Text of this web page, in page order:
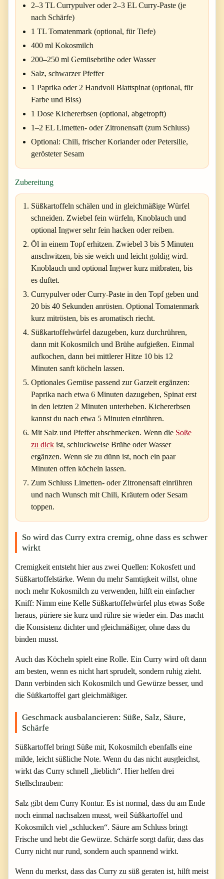
2–3 TL Currypulver oder 2–3 EL Curry-Paste (je
nach Schärfe)
1 TL Tomatenmark (optional, für Tiefe)
400 ml Kokosmilch
200–250 ml Gemüsebrühe oder Wasser
Salz, schwarzer Pfeffer
1 Paprika oder 2 Handvoll Blattspinat (optional, für
Farbe und Biss)
1 Dose Kichererbsen (optional, abgetropft)
1–2 EL Limetten- oder Zitronensaft (zum Schluss)
Optional: Chili, frischer Koriander oder Petersilie,
gerösteter Sesam
Zubereitung
Süßkartoffeln schälen und in gleichmäßige Würfel
schneiden. Zwiebel fein würfeln, Knoblauch und
optional Ingwer sehr fein hacken oder reiben.
Öl in einem Topf erhitzen. Zwiebel 3 bis 5 Minuten
anschwitzen, bis sie weich und leicht goldig wird.
Knoblauch und optional Ingwer kurz mitbraten, bis
es duftet.
Currypulver oder Curry-Paste in den Topf geben und
20 bis 40 Sekunden anrösten. Optional Tomatenmark
kurz mitrösten, bis es aromatisch riecht.
Süßkartoffelwürfel dazugeben, kurz durchrühren,
dann mit Kokosmilch und Brühe aufgießen. Einmal
aufkochen, dann bei mittlerer Hitze 10 bis 12
Minuten sanft köcheln lassen.
Optionales Gemüse passend zur Garzeit ergänzen:
Paprika nach etwa 6 Minuten dazugeben, Spinat erst
in den letzten 2 Minuten unterheben. Kichererbsen
kannst du nach etwa 5 Minuten einrühren.
Mit Salz und Pfeffer abschmecken. Wenn die Soße
zu dick ist, schluckweise Brühe oder Wasser
ergänzen. Wenn sie zu dünn ist, noch ein paar
Minuten offen köcheln lassen.
Zum Schluss Limetten- oder Zitronensaft einrühren
und nach Wunsch mit Chili, Kräutern oder Sesam
toppen.
So wird das Curry extra cremig, ohne dass es schwer
wirkt
Cremigkeit entsteht hier aus zwei Quellen: Kokosfett und
Süßkartoffelstärke. Wenn du mehr Samtigkeit willst, ohne
noch mehr Kokosmilch zu verwenden, hilft ein einfacher
Kniff: Nimm eine Kelle Süßkartoffelwürfel plus etwas Soße
heraus, püriere sie kurz und rühre sie wieder ein. Das macht
die Konsistenz dichter und gleichmäßiger, ohne dass du
binden musst.
Auch das Köcheln spielt eine Rolle. Ein Curry wird oft dann
am besten, wenn es nicht hart sprudelt, sondern ruhig zieht.
Dann verbinden sich Kokosmilch und Gewürze besser, und
die Süßkartoffel gart gleichmäßiger.
Geschmack ausbalancieren: Süße, Salz, Säure,
Schärfe
Süßkartoffel bringt Süße mit, Kokosmilch ebenfalls eine
milde, leicht süßliche Note. Wenn du das nicht ausgleichst,
wirkt das Curry schnell „lieblich“. Hier helfen drei
Stellschrauben:
Salz gibt dem Curry Kontur. Es ist normal, dass du am Ende
noch einmal nachsalzen musst, weil Süßkartoffel und
Kokosmilch viel „schlucken“. Säure am Schluss bringt
Frische und hebt die Gewürze. Schärfe sorgt dafür, dass das
Curry nicht nur rund, sondern auch spannend wirkt.
Wenn du merkst, dass das Curry zu süß geraten ist, hilft meist